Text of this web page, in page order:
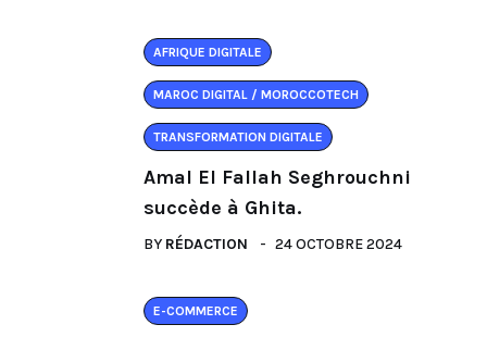
AFRIQUE DIGITALE
MAROC DIGITAL / MOROCCOTECH
TRANSFORMATION DIGITALE
Amal El Fallah Seghrouchni
succède à Ghita.
BY RÉDACTION 24 OCTOBRE 2024
E-COMMERCE